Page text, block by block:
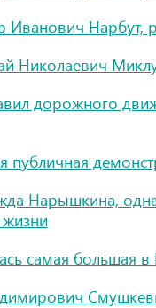
Иванович Нарбут,
Николаевич
дорожного
публичная
Нарышкина,
жизни
самая большая